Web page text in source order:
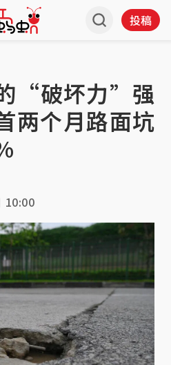
投稿
“破坏力”强
个月路面坑
10:00